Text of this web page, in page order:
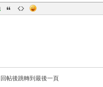
回帖後跳轉到最後一頁